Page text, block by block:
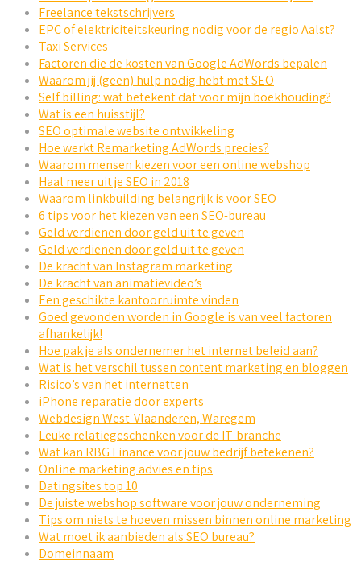
Freelance tekstschrijvers
EPC of elektriciteitskeuring nodig voor de regio Aalst?
Taxi Services
Factoren die de kosten van Google AdWords bepalen
Waarom jij (geen) hulp nodig hebt met SEO
Self billing: wat betekent dat voor mijn boekhouding?
Wat is een huisstijl?
SEO optimale website ontwikkeling
Hoe werkt Remarketing AdWords precies?
Waarom mensen kiezen voor een online webshop
Haal meer uit je SEO in 2018
Waarom linkbuilding belangrijk is voor SEO
6 tips voor het kiezen van een SEO-bureau
Geld verdienen door geld uit te geven
Geld verdienen door geld uit te geven
De kracht van Instagram marketing
De kracht van animatievideo’s
Een geschikte kantoorruimte vinden
Goed gevonden worden in Google is van veel factoren
afhankelijk!
Hoe pak je als ondernemer het internet beleid aan?
Wat is het verschil tussen content marketing en bloggen
Risico’s van het internetten
iPhone reparatie door experts
Webdesign West-Vlaanderen, Waregem
Leuke relatiegeschenken voor de IT-branche
Wat kan RBG Finance voor jouw bedrijf betekenen?
Online marketing advies en tips
Datingsites top 10
De juiste webshop software voor jouw onderneming
Tips om niets te hoeven missen binnen online marketing
Wat moet ik aanbieden als SEO bureau?
Domeinnaam